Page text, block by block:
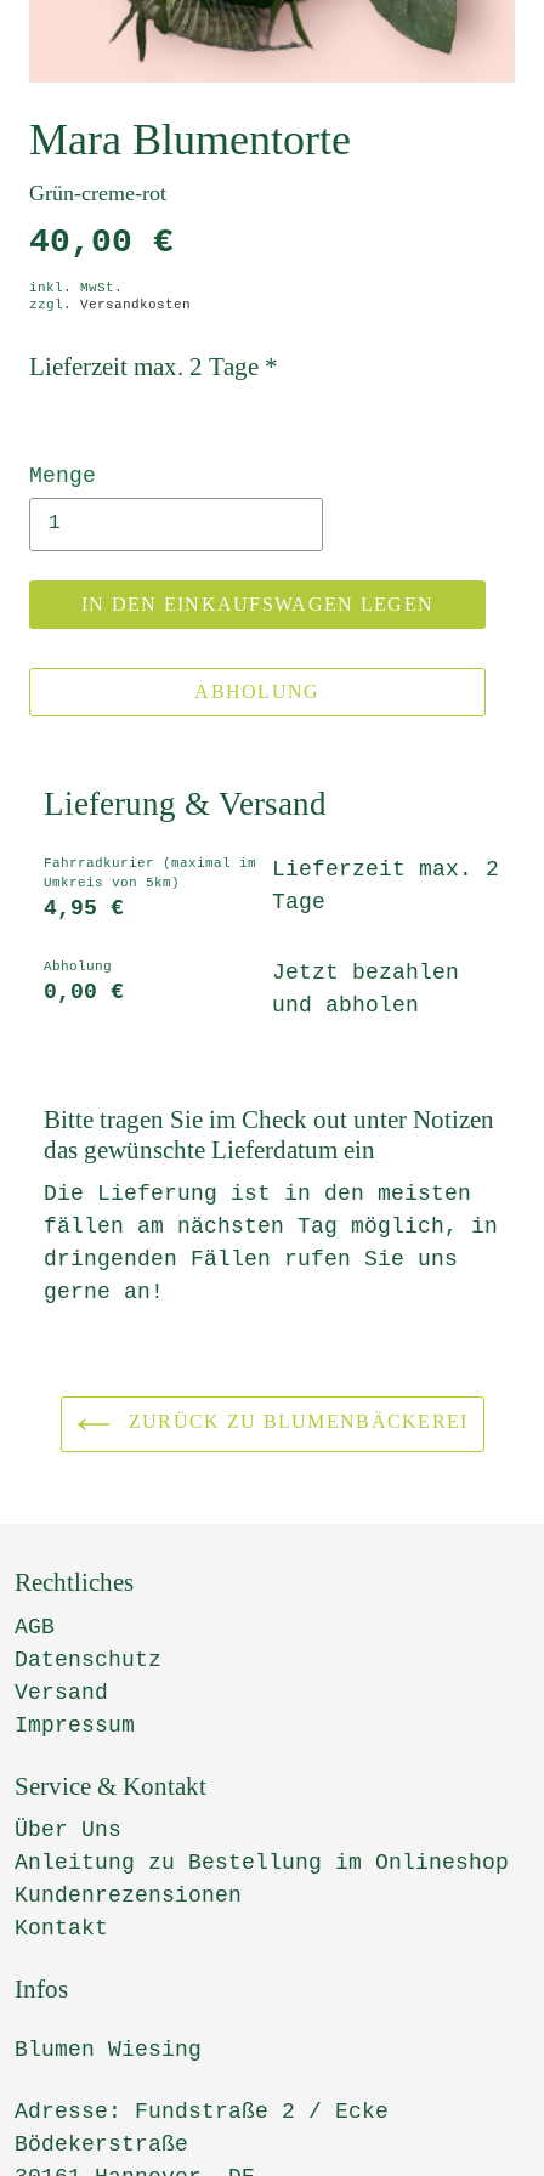
Mara Blumentorte
Grün-creme-rot
40,00 €
inkl. MwSt.
zzgl. Versandkosten
Lieferzeit max. 2 Tage *
Menge
IN DEN EINKAUFSWAGEN LEGEN
ABHOLUNG
Lieferung & Versand
Fahrradkurier (maximal im
Umkreis von 5km)
4,95 €
Lieferzeit max. 2
Tage
Abholung
0,00 €
Jetzt bezahlen
und abholen
Bitte tragen Sie im Check out unter Notizen
das gewünschte Lieferdatum ein
Die Lieferung ist in den meisten
fällen am nächsten Tag möglich, in
dringenden Fällen rufen Sie uns
gerne an!
ZURÜCK ZU BLUMENBÄCKEREI
Rechtliches
AGB
Datenschutz
Versand
Impressum
Service & Kontakt
Über Uns
Anleitung zu Bestellung im Onlineshop
Kundenrezensionen
Kontakt
Infos
Blumen Wiesing
Adresse: Fundstraße 2 / Ecke
Bödekerstraße